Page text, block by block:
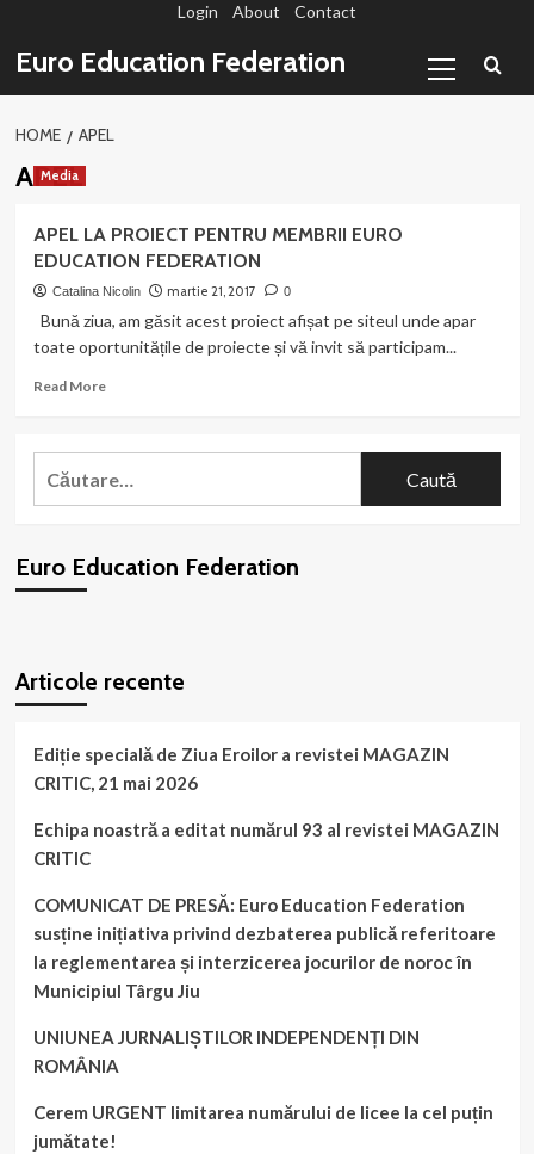
conținut
Login About Contact
Euro Education Federation
Menu
HOME APEL
APEL
Media
APEL LA PROIECT PENTRU MEMBRII EURO
EDUCATION FEDERATION
Catalina Nicolin martie 21, 2017 0
Bună ziua, am găsit acest proiect afișat pe siteul unde apar
toate oportunitățile de proiecte și vă invit să participam...
Read MoreRead
APEL
LA
EURO
Caută
Euro Education Federation
Articole recente
Ediție specială de Ziua Eroilor a revistei MAGAZIN
CRITIC, 21 mai 2026
Echipa noastră a editat numărul 93 al revistei MAGAZIN
CRITIC
COMUNICAT DE PRESĂ: Euro Education Federation
susține inițiativa privind dezbaterea publică referitoare
la reglementarea și interzicerea jocurilor de noroc în
Municipiul Târgu Jiu
UNIUNEA JURNALIȘTILOR INDEPENDENȚI DIN
ROMÂNIA
Cerem URGENT limitarea numărului de licee la cel puțin
jumătate!